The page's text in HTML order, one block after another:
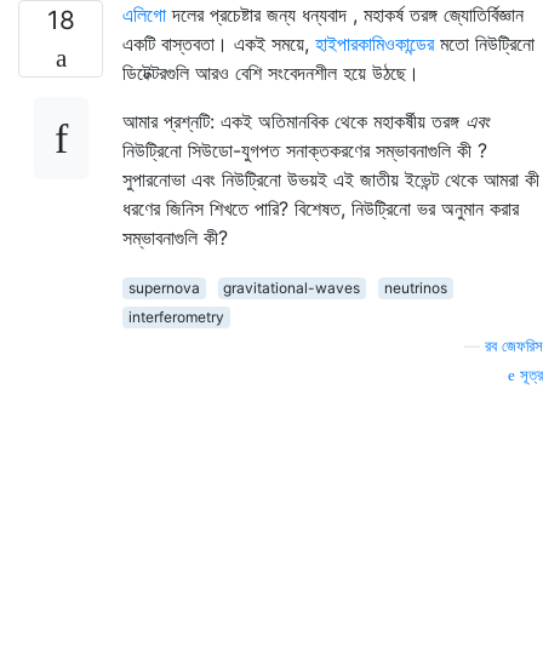
18 এলিগো দলের প্রচেষ্টার জন্য ধন্যবাদ , মহাকর্ষ তরঙ্গ জ্যোতির্বিজ্ঞান
একটি বাস্তবতা। একই সময়ে, হাইপারকামিওকান্ডেরমতো নিউট্রিনো
ডিটেক্টরগুলি আরও বেশি সংবেদনশীল হয়ে উঠছে।
আমার প্রশ্নটি: একই অতিমানবিক থেকে মহাকর্ষীয় তরঙ্গ এবং
নিউট্রিনো সিউডো-যুগপত সনাক্তকরণের সম্ভাবনাগুলি কী ?
সুপারনোভা এবং নিউট্রিনো উভয়ই এই জাতীয় ইভেন্ট থেকে আমরা কী
ধরণের জিনিস শিখতে পারি? বিশেষত, নিউট্রিনো ভর অনুমান করার
সম্ভাবনাগুলি কী?
supernova gravitational-waves
neutrinos
interferometry
রব জেফরিস
সূত্র